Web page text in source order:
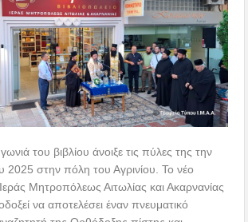
του βιβλίου άνοιξε τις πύλες της την
2025 στην πόλη του Αγρινίου. Το νέο
Μητροπόλεως Αιτωλίας και Ακαρνανίας
να αποτελέσει έναν πνευματικό